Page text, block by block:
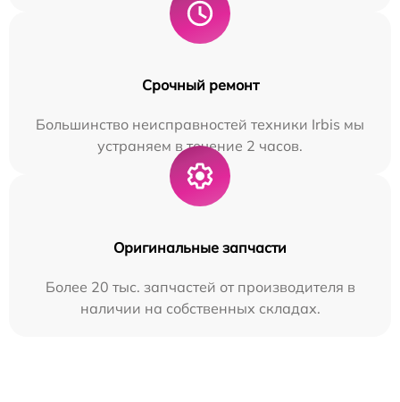
Срочный ремонт
Большинство неисправностей техники Irbis мы
устраняем в течение 2 часов.
Оригинальные запчасти
Более 20 тыс. запчастей от производителя в
наличии на собственных складах.